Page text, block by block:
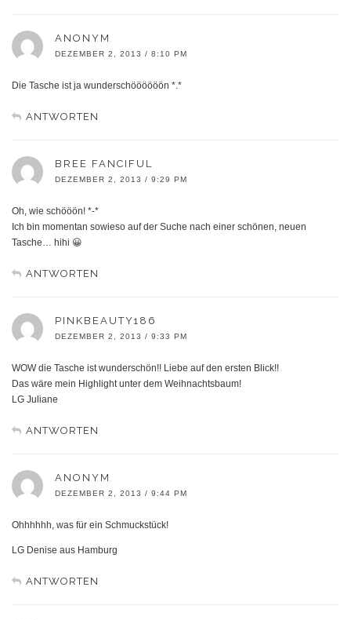
ANONYM
DEZEMBER 2, 2013 / 8:10 PM
Die Tasche ist ja wunderschöööööön *.*
ANTWORTEN
BREE FANCIFUL
DEZEMBER 2, 2013 / 9:29 PM
Oh, wie schööön! *-*
Ich bin momentan sowieso auf der Suche nach einer schönen, neuen
Tasche… hihi 😀
ANTWORTEN
PINKBEAUTY186
DEZEMBER 2, 2013 / 9:33 PM
WOW die Tasche ist wunderschön!! Liebe auf den ersten Blick!!
Das wäre mein Highlight unter dem Weihnachtsbaum!
LG Juliane
ANTWORTEN
ANONYM
DEZEMBER 2, 2013 / 9:44 PM
Ohhhhhh, was für ein Schmuckstück!
LG Denise aus Hamburg
ANTWORTEN